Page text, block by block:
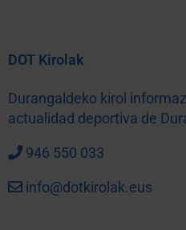
DOT Kirolak
Durangaldeko kirol
actualidad deportiva de
946 550 033
info@dotkirolak.eus